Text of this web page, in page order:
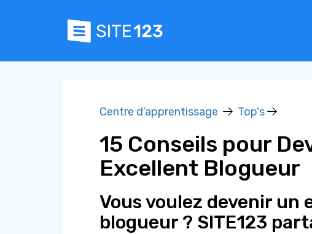
Centre d’apprentissage Top's
15 Conseils pour
Excellent Blogueur
Vous voulez devenir un
blogueur ? SITE123